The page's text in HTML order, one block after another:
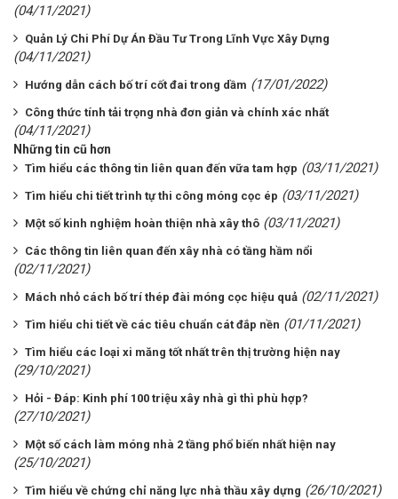
(04/11/2021)
Quản Lý Chi Phí Dự Án Đầu Tư Trong Lĩnh Vực Xây Dựng
(04/11/2021)
Hướng dẫn cách bố trí cốt đai trong dầm (17/01/2022)
Công thức tính tải trọng nhà đơn giản và chính xác nhất
(04/11/2021)
Những tin cũ hơn
Tìm hiểu các thông tin liên quan đến vữa tam hợp (03/11/2021)
Tìm hiểu chi tiết trình tự thi công móng cọc ép (03/11/2021)
Một số kinh nghiệm hoàn thiện nhà xây thô (03/11/2021)
Các thông tin liên quan đến xây nhà có tầng hầm nổi
(02/11/2021)
Mách nhỏ cách bố trí thép đài móng cọc hiệu quả (02/11/2021)
Tìm hiểu chi tiết về các tiêu chuẩn cát đắp nền (01/11/2021)
Tìm hiểu các loại xi măng tốt nhất trên thị trường hiện nay
(29/10/2021)
Hỏi - Đáp: Kinh phí 100 triệu xây nhà gì thì phù hợp?
(27/10/2021)
Một số cách làm móng nhà 2 tầng phổ biến nhất hiện nay
(25/10/2021)
Tìm hiểu về chứng chỉ năng lực nhà thầu xây dựng (26/10/2021)